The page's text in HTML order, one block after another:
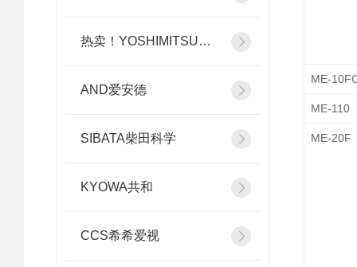
热卖！YOSHIMITSU小平
AND爱安德
SIBATA柴田科学
KYOWA共和
CCS希希爱视
ME-
ME-110
ME-20F